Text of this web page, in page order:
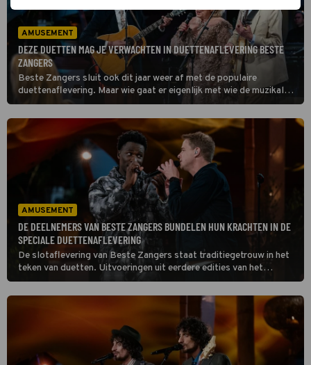
AMUSEMENT
DEZE DUETTEN MAG JE VERWACHTEN IN DUETTENAFLEVERING BESTE
ZANGERS
Beste Zangers sluit ook dit jaar weer af met de populaire
duettenaflevering. Maar wie gaat er eigenlijk met wie de muzikale
krachten bundelen? Wij stellen de combinaties hieronder aan je
voor.
AMUSEMENT
DE DEELNEMERS VAN BESTE ZANGERS BUNDELEN HUN KRACHTEN IN DE
SPECIALE DUETTENAFLEVERING
De slotaflevering van Beste Zangers staat traditiegetrouw in het
teken van duetten. Uitvoeringen uit eerdere edities van het
programma haalden de hitlijsten, zoals The Phantom of the Opera
door Floor Jansen en Henk Poort.